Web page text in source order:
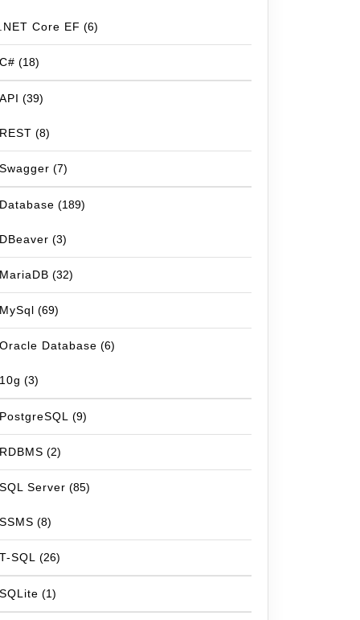
.NET Core EF (6)
C# (18)
API (39)
REST (8)
Swagger (7)
Database (189)
DBeaver (3)
MariaDB (32)
MySql (69)
Oracle Database (6)
10g (3)
PostgreSQL (9)
RDBMS (2)
SQL Server (85)
SSMS (8)
T-SQL (26)
SQLite (1)